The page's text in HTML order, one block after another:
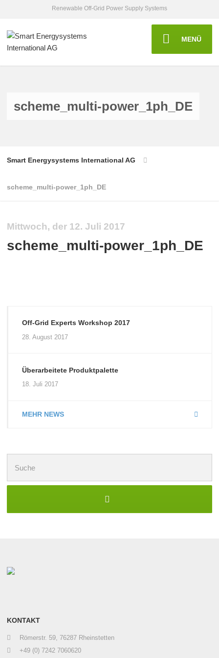
Renewable Off-Grid Power Supply Systems
MENÜ
scheme_multi-power_1ph_DE
Smart Energysystems International AG
scheme_multi-power_1ph_DE
Mittwoch, der 12. Juli 2017
scheme_multi-power_1ph_DE
Off-Grid Experts Workshop 2017
28. August 2017
Überarbeitete Produktpalette
18. Juli 2017
MEHR NEWS
nach:
KONTAKT
Römerstr. 59, 76287 Rheinstetten
+49 (0) 7242 7060620